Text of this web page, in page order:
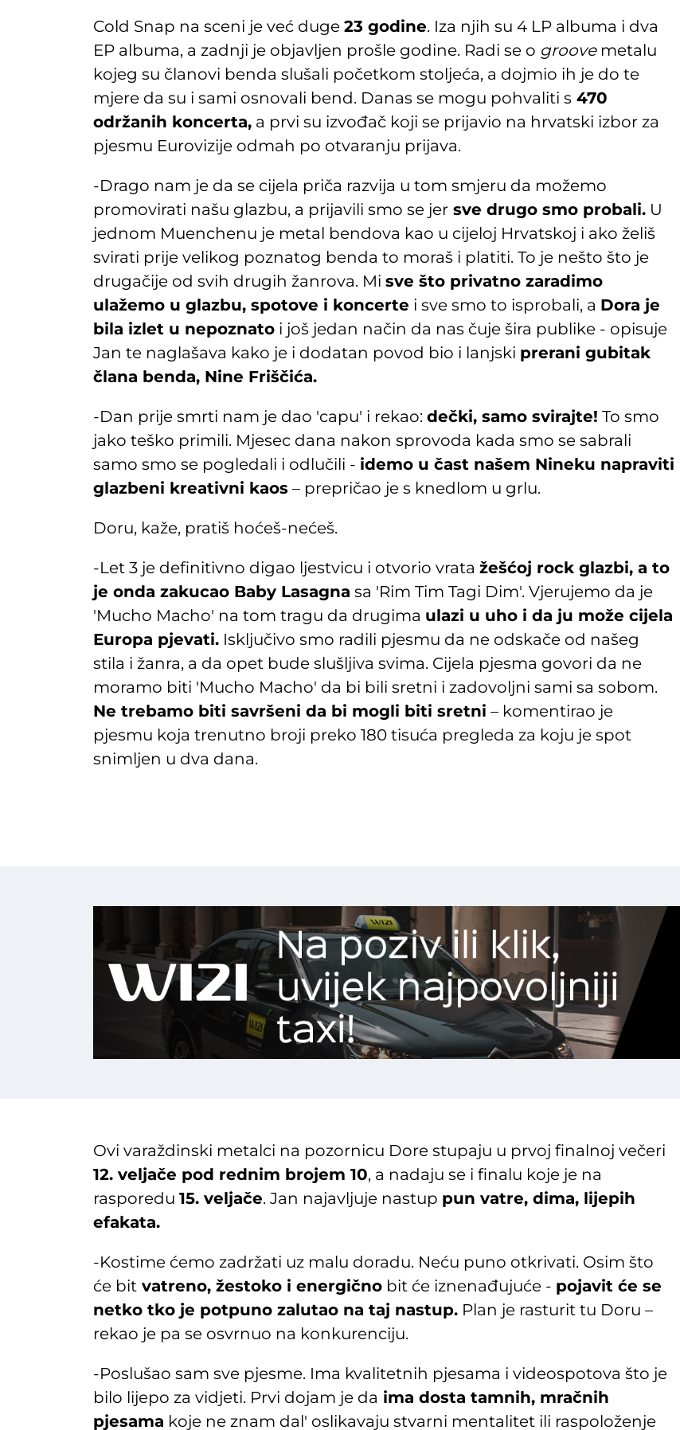
Cold Snap na sceni je već duge 23 godine. Iza njih su 4 LP albuma i dva
EP albuma, a zadnji je objavljen prošle godine. Radi se o groovemetalu
kojeg su članovi benda slušali početkom stoljeća, a dojmio ih je do te
mjere da su i sami osnovali bend. Danas se mogu pohvaliti s 470
održanih koncerta, a prvi su izvođač koji se prijavio na hrvatski izbor za
pjesmu Eurovizije odmah po otvaranju prijava.
-Drago nam je da se cijela priča razvija u tom smjeru da možemo
promovirati našu glazbu, a prijavili smo se jer sve drugo smo probali. U
jednom Muenchenu je metal bendova kao u cijeloj Hrvatskoj i ako želiš
svirati prije velikog poznatog benda to moraš i platiti. To je nešto što je
drugačije od svih drugih žanrova. Mi sve što privatno zaradimo
ulažemo u glazbu, spotove i koncerte i sve smo to isprobali, a Dora je
bila izlet u nepoznato i još jedan način da nas čuje šira publike - opisuje
Jan te naglašava kako je i dodatan povod bio i lanjski prerani gubitak
člana benda, Nine Friščića.
-Dan prije smrti nam je dao 'capu' i rekao: dečki, samo svirajte! To smo
jako teško primili. Mjesec dana nakon sprovoda kada smo se sabrali
samo smo se pogledali i odlučili - idemo u čast našem Nineku napraviti
glazbeni kreativni kaos – prepričao je s knedlom u grlu.
Doru, kaže, pratiš hoćeš-nećeš.
-Let 3 je definitivno digao ljestvicu i otvorio vrata žešćoj rock glazbi, a to
je onda zakucao Baby Lasagna sa 'Rim Tim Tagi Dim'. Vjerujemo da je
'Mucho Macho' na tom tragu da drugima ulazi u uho i da ju može cijela
Europa pjevati. Isključivo smo radili pjesmu da ne odskače od našeg
stila i žanra, a da opet bude slušljiva svima. Cijela pjesma govori da ne
moramo biti 'Mucho Macho' da bi bili sretni i zadovoljni sami sa sobom.
Ne trebamo biti savršeni da bi mogli biti sretni – komentirao je
pjesmu koja trenutno broji preko 180 tisuća pregleda za koju je spot
snimljen u dva dana.
Ovi varaždinski metalci na pozornicu Dore stupaju u prvoj finalnoj večeri
12. veljače pod rednim brojem 10, a nadaju se i finalu koje je na
rasporedu 15. veljače. Jan najavljuje nastup pun vatre, dima, lijepih
efakata.
-Kostime ćemo zadržati uz malu doradu. Neću puno otkrivati. Osim što
će bit vatreno, žestoko i energično bit će iznenađujuće - pojavit će se
netko tko je potpuno zalutao na taj nastup. Plan je rasturit tu Doru –
rekao je pa se osvrnuo na konkurenciju.
-Poslušao sam sve pjesme. Ima kvalitetnih pjesama i videospotova što je
bilo lijepo za vidjeti. Prvi dojam je da ima dosta tamnih, mračnih
pjesama koje ne znam dal' oslikavaju stvarni mentalitet ili raspoloženje